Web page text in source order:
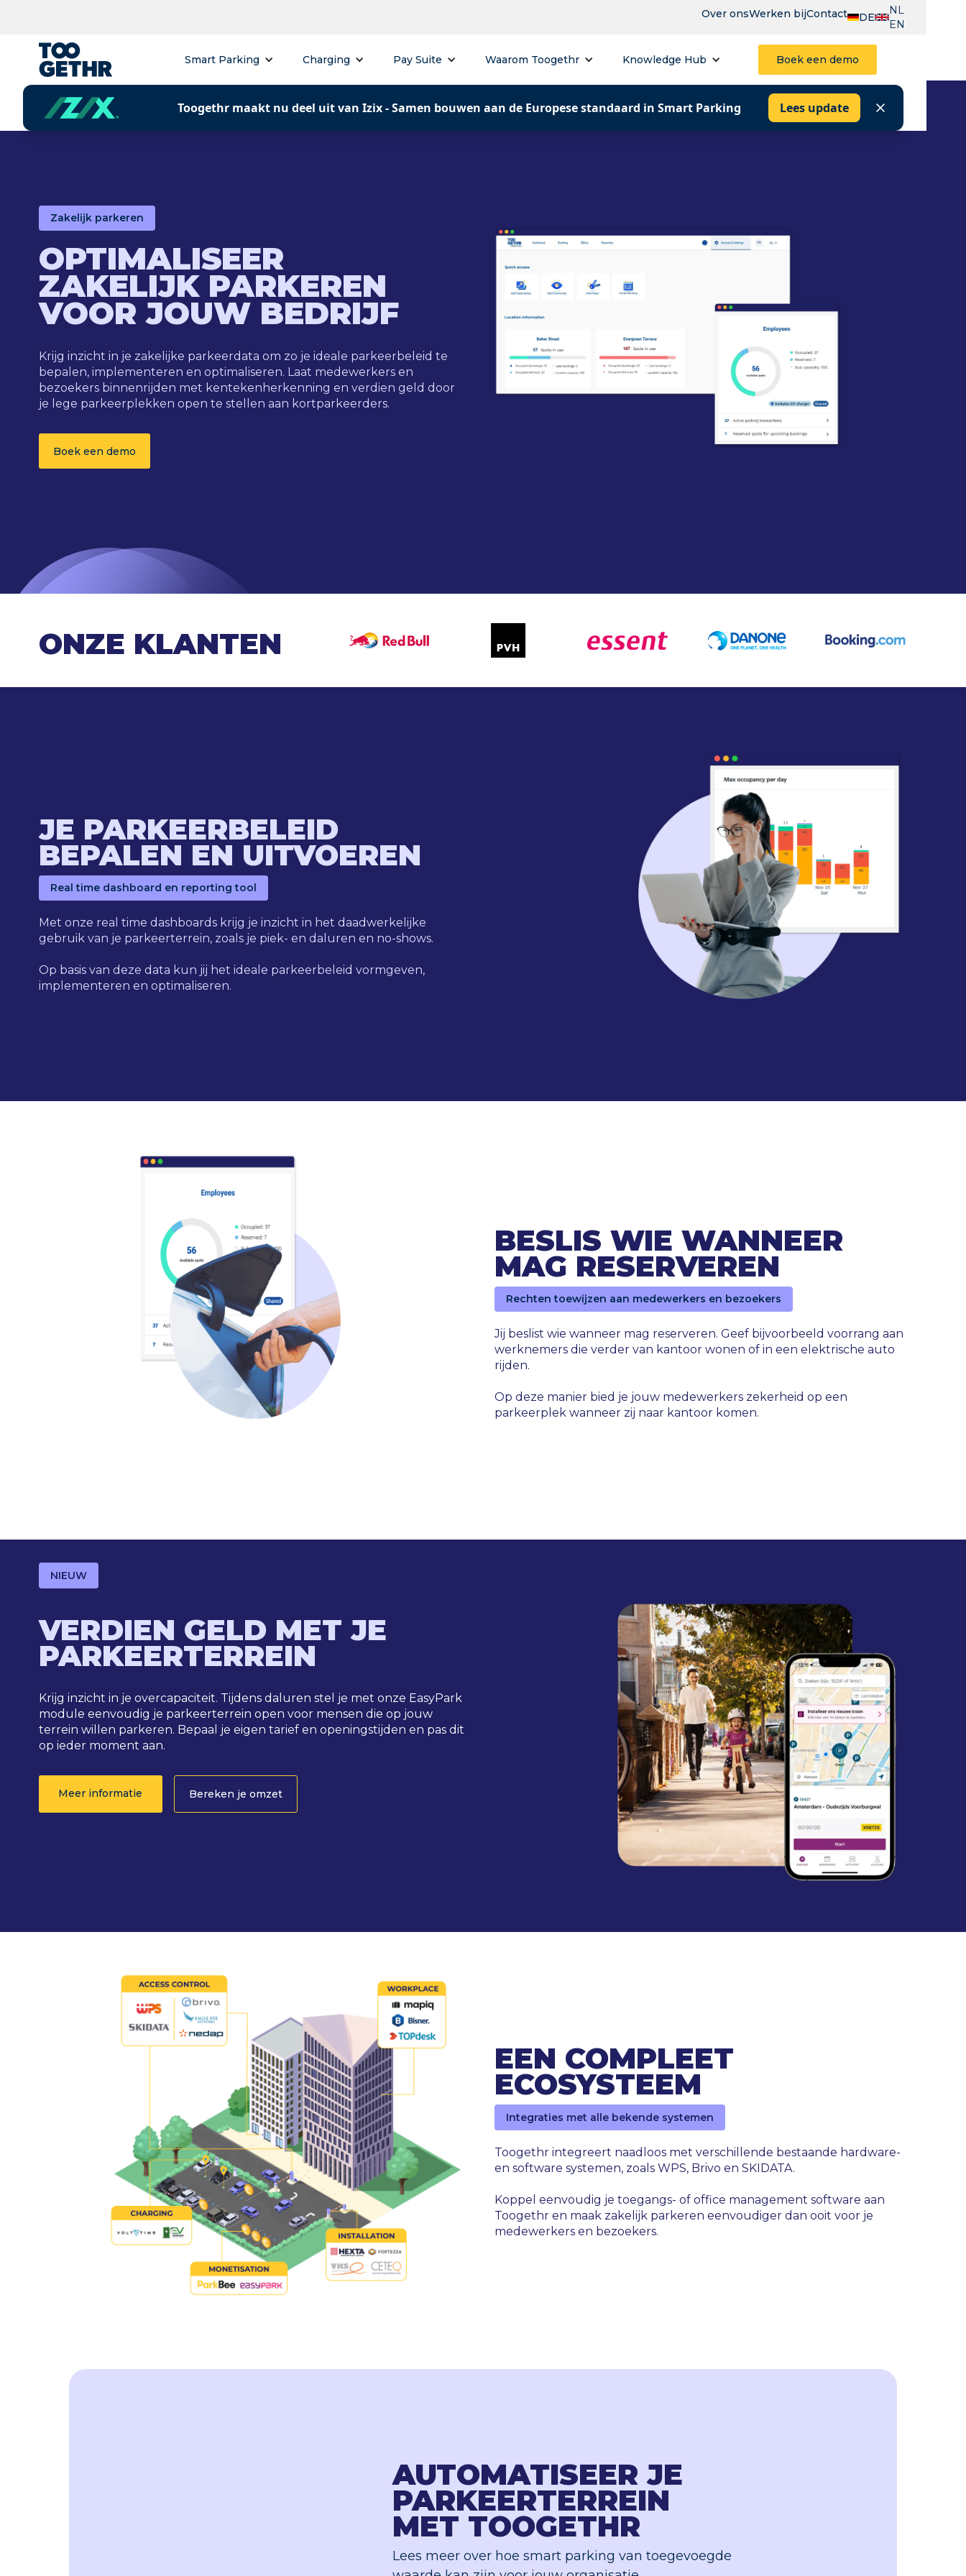
Over onsWerken bijContact DE
NL
EN
Smart Parking Charging Pay Suite Waarom Toogethr Knowledge Hub Boek een demo
Toogethr maakt nu deel uit van Izix - Samen bouwen aan de Europese standaard in Smart Parking Lees update
Zakelijk parkeren
OPTIMALISEER
ZAKELIJK PARKEREN
VOOR JOUW BEDRIJF
Krijg inzicht in je zakelijke parkeerdata om zo je ideale parkeerbeleid te
bepalen, implementeren en optimaliseren. Laat medewerkers en
bezoekers binnenrijden met kentekenherkenning en verdien geld door
je lege parkeerplekken open te stellen aan kortparkeerders.
Boek een demo
ONZE KLANTEN
JE PARKEERBELEID
BEPALEN EN UITVOEREN
Real time dashboard en reporting tool
Met onze real time dashboards krijg je inzicht in het daadwerkelijke
gebruik van je parkeerterrein, zoals je piek- en daluren en no-shows.
Op basis van deze data kun jij het ideale parkeerbeleid vormgeven,
implementeren en optimaliseren.
BESLIS WIE WANNEER
MAG RESERVEREN
Rechten toewijzen aan medewerkers en bezoekers
Jij beslist wie wanneer mag reserveren. Geef bijvoorbeeld voorrang aan
werknemers die verder van kantoor wonen of in een elektrische auto
rijden.
Op deze manier bied je jouw medewerkers zekerheid op een
parkeerplek wanneer zij naar kantoor komen.
NIEUW
VERDIEN GELD MET JE
PARKEERTERREIN
Krijg inzicht in je overcapaciteit. Tijdens daluren stel je met onze EasyPark
module eenvoudig je parkeerterrein open voor mensen die op jouw
terrein willen parkeren. Bepaal je eigen tarief en openingstijden en pas dit
op ieder moment aan.
Meer informatie Bereken je omzet
EEN COMPLEET
ECOSYSTEEM
Integraties met alle bekende systemen
Toogethr integreert naadloos met verschillende bestaande hardware-
en software systemen, zoals WPS, Brivo en SKIDATA.
Koppel eenvoudig je toegangs- of office management software aan
Toogethr en maak zakelijk parkeren eenvoudiger dan ooit voor je
medewerkers en bezoekers.
AUTOMATISEER JE
PARKEERTERREIN
MET TOOGETHR
Lees meer over hoe smart parking van toegevoegde